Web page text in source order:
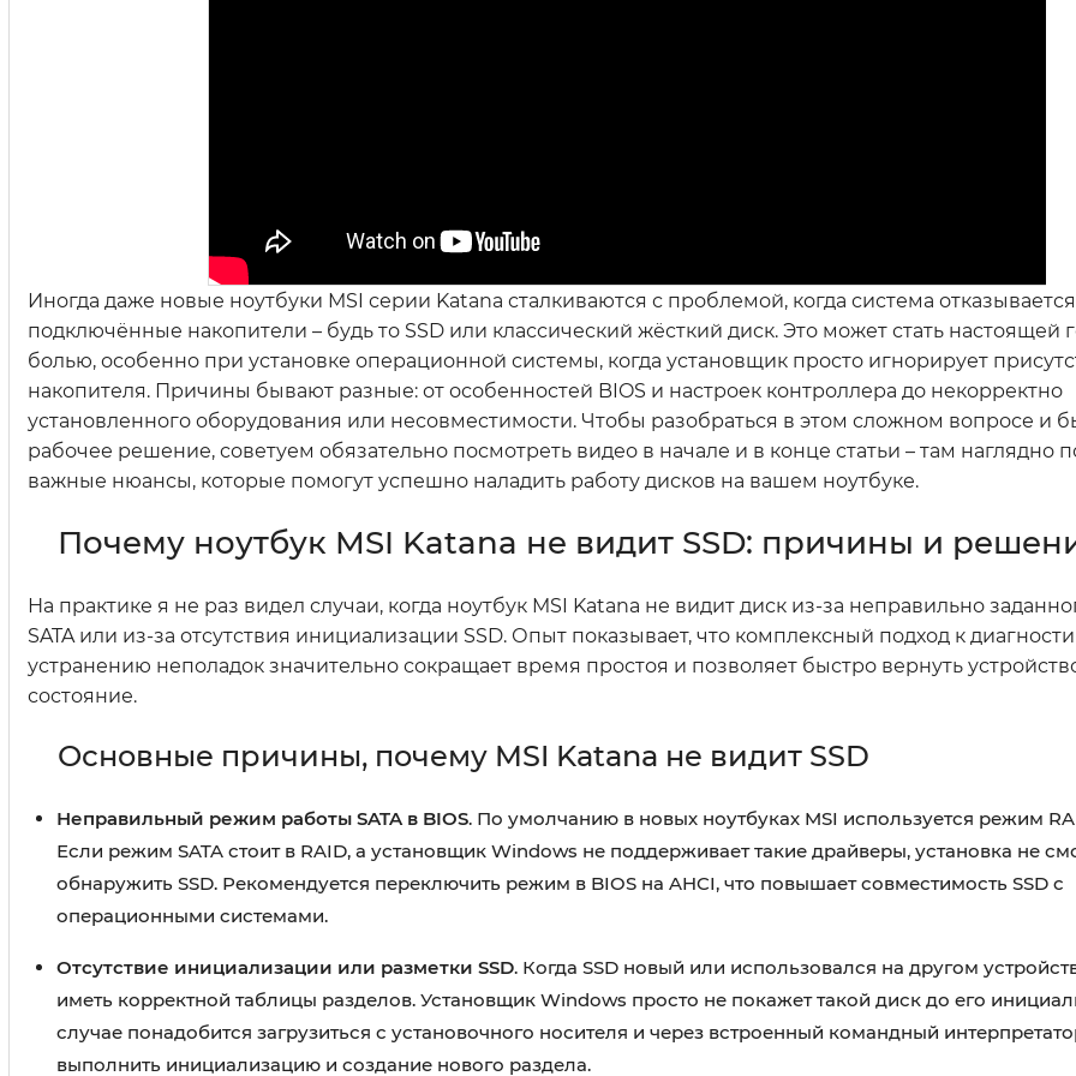
Иногда даже новые ноутбуки MSI серии Katana сталкиваются с проблемой, когда система
подключённые накопители – будь то SSD или классический жёсткий диск. Это может стать настоящей
болью, особенно при установке операционной системы, когда установщик просто игнорирует
накопителя. Причины бывают разные: от особенностей BIOS и настроек контроллера до некорректно
установленного оборудования или несовместимости. Чтобы разобраться в этом сложном вопросе и
рабочее решение, советуем обязательно посмотреть видео в начале и в конце статьи – там наглядно
важные нюансы, которые помогут успешно наладить работу дисков на вашем ноутбуке.
Почему ноутбук MSI Katana не видит SSD: причины и
На практике я не раз видел случаи, когда ноутбук MSI Katana не видит диск из-за неправильно
SATA или из-за отсутствия инициализации SSD. Опыт показывает, что комплексный подход к
устранению неполадок значительно сокращает время простоя и позволяет быстро вернуть
состояние.
Основные причины, почему MSI Katana не видит SSD
Неправильный режим работы SATA в BIOS. По умолчанию в новых ноутбуках MSI используется режим
Если режим SATA стоит в RAID, а установщик Windows не поддерживает такие драйверы, установка не
обнаружить SSD. Рекомендуется переключить режим в BIOS на AHCI, что повышает совместимость SSD с
операционными системами.
Отсутствие инициализации или разметки SSD. Когда SSD новый или использовался на другом
иметь корректной таблицы разделов. Установщик Windows просто не покажет такой диск до его
случае понадобится загрузиться с установочного носителя и через встроенный командный
выполнить инициализацию и создание нового раздела.